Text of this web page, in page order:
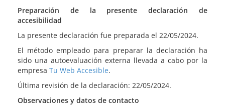
Preparación de la presente declaración de
accesibilidad
La presente declaración fue preparada el 22/05/2024.
El método empleado para preparar la declaración ha
sido una autoevaluación externa llevada a cabo por la
empresa Tu Web Accesible.
Última revisión de la declaración: 22/05/2024.
Observaciones y datos de contacto